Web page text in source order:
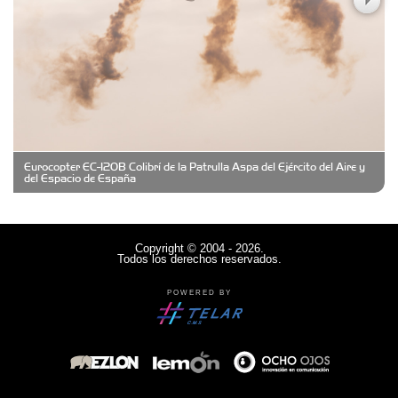
Clima Castelar
CONSERVAS YAMASIRO
Cubanico´s - Cubanitos Rellenos!
Denisi Market
Deutsche Schule Hurlingham
Eurocopter EC-120B Colibrí de la Patrulla Aspa del Ejército del Aire y
del Espacio de España
Copyright © 2004 - 2026.
Todos los derechos reservados.
POWERED BY